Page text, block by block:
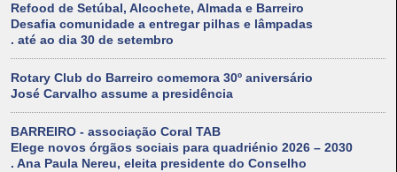
Refood de Setúbal, Alcochete, Almada e Barreiro
Desafia comunidade a entregar pilhas e lâmpadas
. até ao dia 30 de setembro
Rotary Club do Barreiro comemora 30º aniversário
José Carvalho assume a presidência
BARREIRO - associação Coral TAB
Elege novos órgãos sociais para quadriénio 2026 – 2030
. Ana Paula Nereu, eleita presidente do Conselho